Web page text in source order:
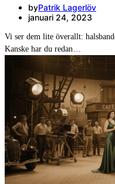
byPatrik Lagerlöv
januari 24, 2023
Vi ser dem lite överallt:
Kanske har du redan…